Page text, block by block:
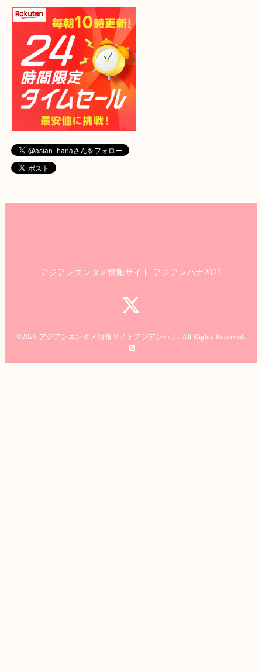
アジアンエンタメ情報サイト アジアンハナ2023
©2026 アジアンエンタメ情報サイトアジアンハナ. All Rights Reserved.